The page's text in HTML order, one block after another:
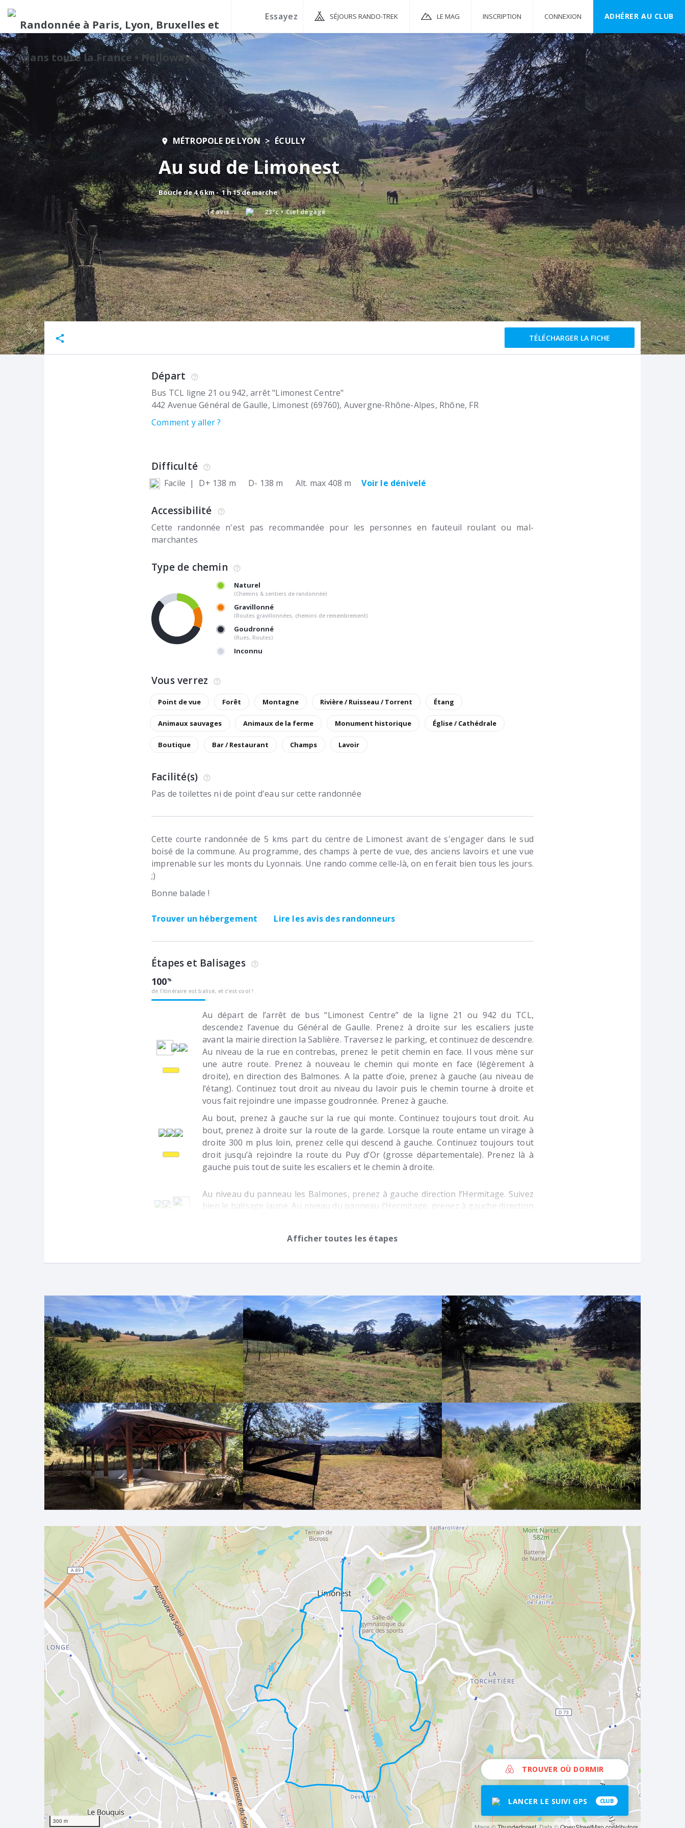
SÉJOURS RANDO-TREK LE MAG INSCRIPTION CONNEXION ADHÉRER AU CLUB
MÉTROPOLE DE LYON ÉCULLY
Au sud de Limonest
Boucle de 4,6 km - 1 h 15 de marche
14 avis 23°c Ciel dégagé
TÉLÉCHARGER LA FICHE
Départ
Bus TCL ligne 21 ou 942, arrêt "Limonest Centre"
442 Avenue Général de Gaulle Limonest (69760) Auvergne-Rhône-Alpes, Rhône FR
Comment y aller ?
Difficulté
Facile | D+ 138 m D- 138 m Alt. max 408 m Voir le dénivelé
Accessibilité
Cette randonnée n'est pas recommandée pour les personnes en fauteuil roulant ou mal-
marchantes
Type de chemin
Naturel
(Chemins & sentiers de randonnée)
Gravillonné
(Routes gravillonnées, chemins de remembrement)
Goudronné
(Rues, Routes)
Inconnu
Vous verrez
Point de vue Forêt Montagne Rivière / Ruisseau / Torrent Étang
Animaux sauvages Animaux de la ferme Monument historique Église / Cathédrale
Boutique Bar / Restaurant Champs Lavoir
Facilité(s)
Pas de toilettes ni de point d'eau sur cette randonnée
Cette courte randonnée de 5 kms part du centre de Limonest avant de s'engager dans le sud
boisé de la commune. Au programme, des champs à perte de vue, des anciens lavoirs et une vue
imprenable sur les monts du Lyonnais. Une rando comme celle-là, on en ferait bien tous les jours.
;)
Bonne balade !
Trouver un hébergement Lire les avis des randonneurs
Étapes et Balisages
100
de l’itinéraire est balisé, et c’est cool !
Au départ de l’arrêt de bus “Limonest Centre” de la ligne 21 ou 942 du TCL,
descendez l’avenue du Général de Gaulle. Prenez à droite sur les escaliers juste
avant la mairie direction la Sablière. Traversez le parking, et continuez de descendre.
Au niveau de la rue en contrebas, prenez le petit chemin en face. Il vous mène sur
une autre route. Prenez à nouveau le chemin qui monte en face (légèrement à
droite), en direction des Balmones. A la patte d’oie, prenez à gauche (au niveau de
l’étang). Continuez tout droit au niveau du lavoir puis le chemin tourne à droite et
vous fait rejoindre une impasse goudronnée. Prenez à gauche.
Au bout, prenez à gauche sur la rue qui monte. Continuez toujours tout droit. Au
bout, prenez à droite sur la route de la garde. Lorsque la route entame un virage à
droite 300 m plus loin, prenez celle qui descend à gauche. Continuez toujours tout
droit jusqu’à rejoindre la route du Puy d’Or (grosse départementale). Prenez là à
gauche puis tout de suite les escaliers et le chemin à droite.
Afficher toutes les étapes
Au niveau du panneau les Balmones, prenez à gauche direction l’Hermitage. Suivez
bien le balisage jaune. Au niveau du panneau l’Hermitage, prenez à gauche direction
route. Vous pourrez notamment observer un joli étang sur votre droite. Au bout, il
départ. Alors, c'était comment ? :) Envoyez-nous vos impressions et votre photo
300 m
TROUVER OÙ DORMIR
LANCER LE SUIVI GPS CLUB